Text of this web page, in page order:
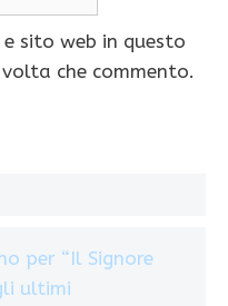
sito web in questo
che commento.
per “Il Signore
ultimi